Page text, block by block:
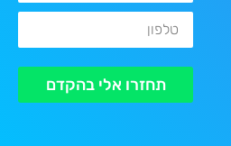
טלפון
תחזרו אלי בהקדם